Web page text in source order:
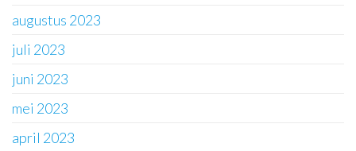
augustus 2023
juli 2023
juni 2023
mei 2023
april 2023